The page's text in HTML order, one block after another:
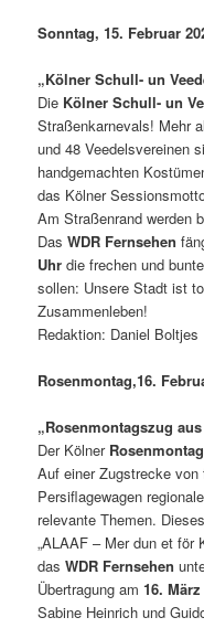
Sonntag, 15. Februar
„Kölner Schull- un
Die Kölner Schull- un
Straßenkarnevals! Mehr
und 48 Veedelsvereinen
handgemachten
das Kölner
Am Straßenrand werden
DasWDR Fernsehen
Uhr die frechen und
sollen: Unsere Stadt ist
Zusammenleben!
Redaktion: Daniel Boltjes
Rosenmontag,16.
„Rosenmontagszug
Der Kölner
Auf einer Zugstrecke
Persiflagewagen
relevante Themen.
„ALAAF – Mer dun et för
dasWDR Fernsehen
Übertragung am16.
Sabine Heinrich und